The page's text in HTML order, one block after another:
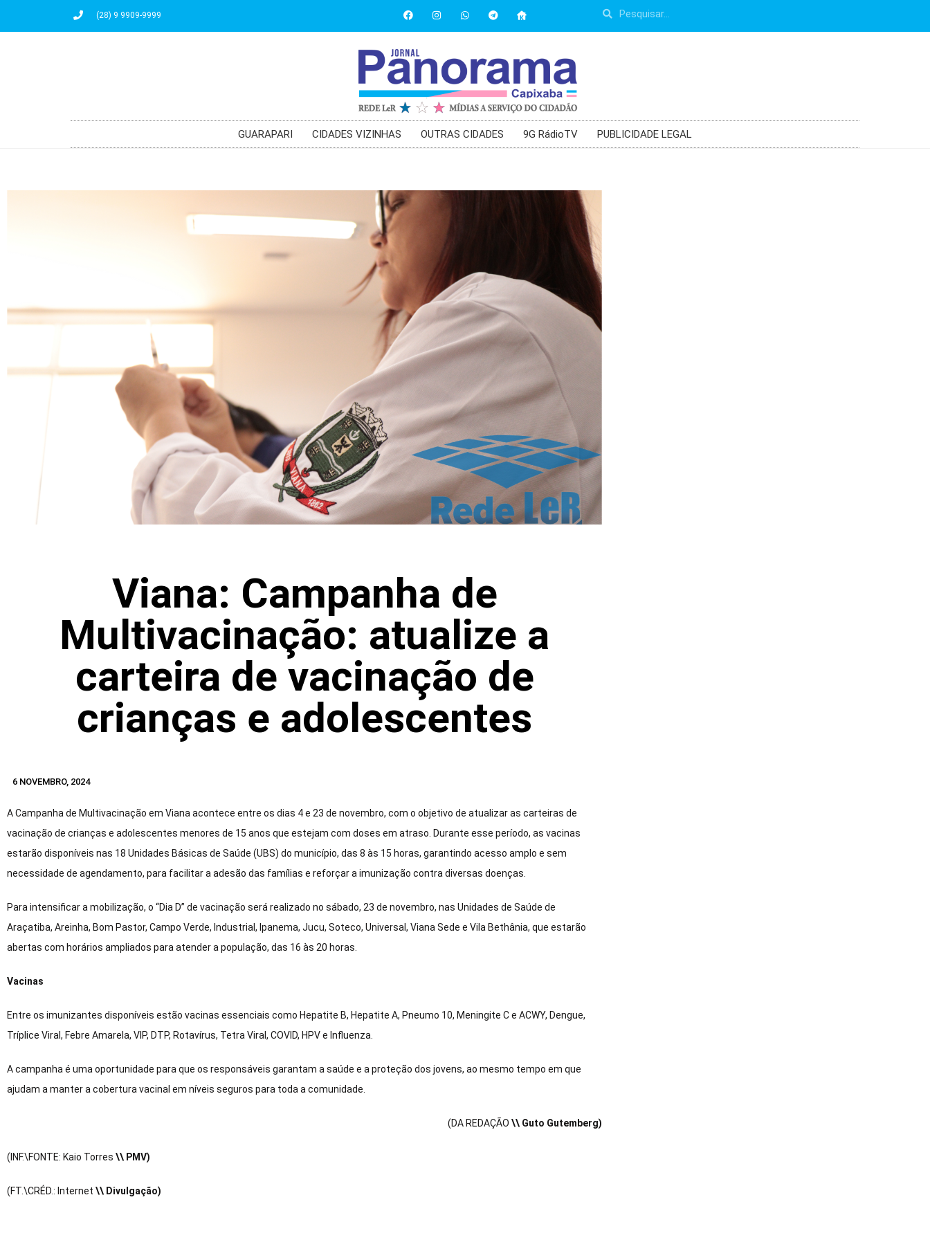
(28) 9 9909-9999
GUARAPARI CIDADES VIZINHAS OUTRAS CIDADES 9G RádioTV PUBLICIDADE LEGAL
Viana: Campanha de
Multivacinação: atualize a
carteira de vacinação de
crianças e adolescentes
6 NOVEMBRO, 2024
A Campanha de Multivacinação em Viana acontece entre os dias 4 e 23 de novembro, com o objetivo de atualizar as carteiras de
vacinação de crianças e adolescentes menores de 15 anos que estejam com doses em atraso. Durante esse período, as vacinas
estarão disponíveis nas 18 Unidades Básicas de Saúde (UBS) do município, das 8 às 15 horas, garantindo acesso amplo e sem
necessidade de agendamento, para facilitar a adesão das famílias e reforçar a imunização contra diversas doenças.
Para intensificar a mobilização, o “Dia D” de vacinação será realizado no sábado, 23 de novembro, nas Unidades de Saúde de
Araçatiba, Areinha, Bom Pastor, Campo Verde, Industrial, Ipanema, Jucu, Soteco, Universal, Viana Sede e Vila Bethânia, que estarão
abertas com horários ampliados para atender a população, das 16 às 20 horas.
Vacinas
Entre os imunizantes disponíveis estão vacinas essenciais como Hepatite B, Hepatite A, Pneumo 10, Meningite C e ACWY, Dengue,
Tríplice Viral, Febre Amarela, VIP, DTP, Rotavírus, Tetra Viral, COVID, HPV e Influenza.
A campanha é uma oportunidade para que os responsáveis garantam a saúde e a proteção dos jovens, ao mesmo tempo em que
ajudam a manter a cobertura vacinal em níveis seguros para toda a comunidade.
(DA REDAÇÃO \\ Guto Gutemberg)
(INF.\FONTE: Kaio Torres \\ PMV)
(FT.\CRÉD.: Internet \\ Divulgação)